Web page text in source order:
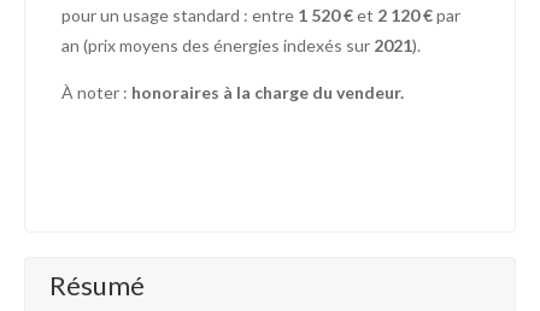
pour un usage standard : entre 1 520 €et 2 120 €par
an (prix moyens des énergies indexés sur 2021).
À noter : honoraires à la charge du vendeur.
Résumé